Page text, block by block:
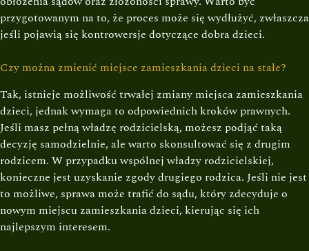
przygotowanym na to, że proces może się wydłużyć, zwłaszcza
jeśli pojawią się kontrowersje dotyczące dobra dzieci.
Czy można zmienić miejsce zamieszkania dzieci na stałe?
Tak, istnieje możliwość trwałej zmiany miejsca zamieszkania
dzieci, jednak wymaga to odpowiednich kroków prawnych.
Jeśli masz pełną władzę rodzicielską, możesz podjąć taką
decyzję samodzielnie, ale warto skonsultować się z drugim
rodzicem. W przypadku wspólnej władzy rodzicielskiej,
konieczne jest uzyskanie zgody drugiego rodzica. Jeśli nie jest
to możliwe, sprawa może trafić do sądu, który zdecyduje o
nowym miejscu zamieszkania dzieci, kierując się ich
najlepszym interesem.